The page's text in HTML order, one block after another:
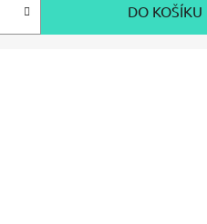
DO KOŠÍKU